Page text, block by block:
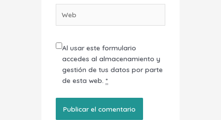
Al usar este formulario
accedes al almacenamiento y
gestión de tus datos por parte
de esta web.*